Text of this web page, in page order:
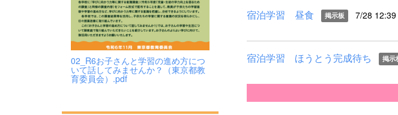
宿泊学習 昼食 掲示板 7/28 12:39
宿泊学習 ほうとう完成待ち 掲示
02_R6お子さんと学習の進め方につ
いて話してみませんか？（東京都教
育委員会）.pdf